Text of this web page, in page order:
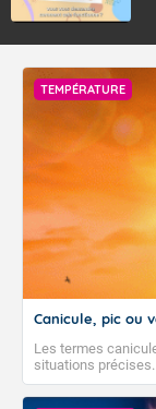
TEMPÉRATURE
Canicule, pic ou
Les termes
situations
climatologiques
peuvent avoir des